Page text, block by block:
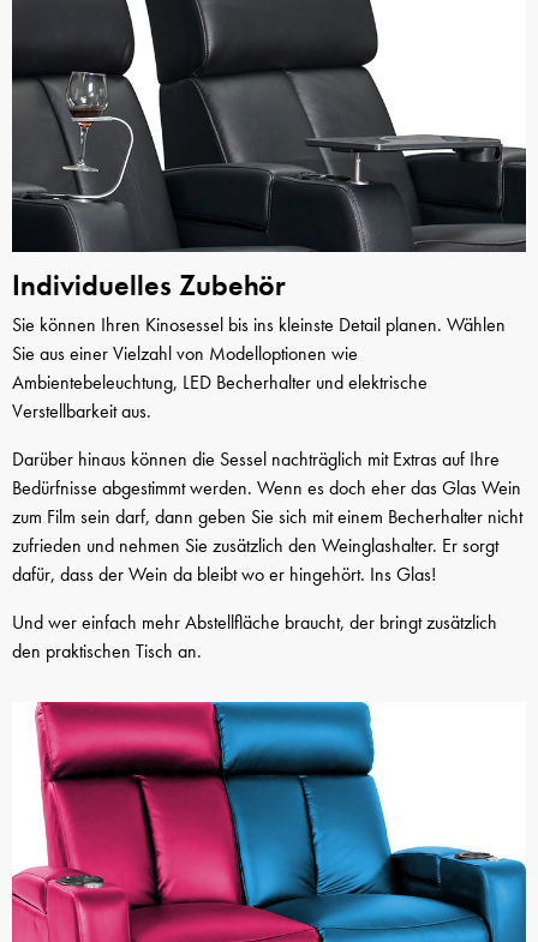
Individuelles Zubehör
Sie können Ihren Kinosessel bis ins kleinste Detail planen. Wählen
Sie aus einer Vielzahl von Modelloptionen wie
Ambientebeleuchtung, LED Becherhalter und elektrische
Verstellbarkeit aus.
Darüber hinaus können die Sessel nachträglich mit Extras auf Ihre
Bedürfnisse abgestimmt werden. Wenn es doch eher das Glas Wein
zum Film sein darf, dann geben Sie sich mit einem Becherhalter nicht
zufrieden und nehmen Sie zusätzlich den Weinglashalter. Er sorgt
dafür, dass der Wein da bleibt wo er hingehört. Ins Glas!
Und wer einfach mehr Abstellfläche braucht, der bringt zusätzlich
den praktischen Tisch an.